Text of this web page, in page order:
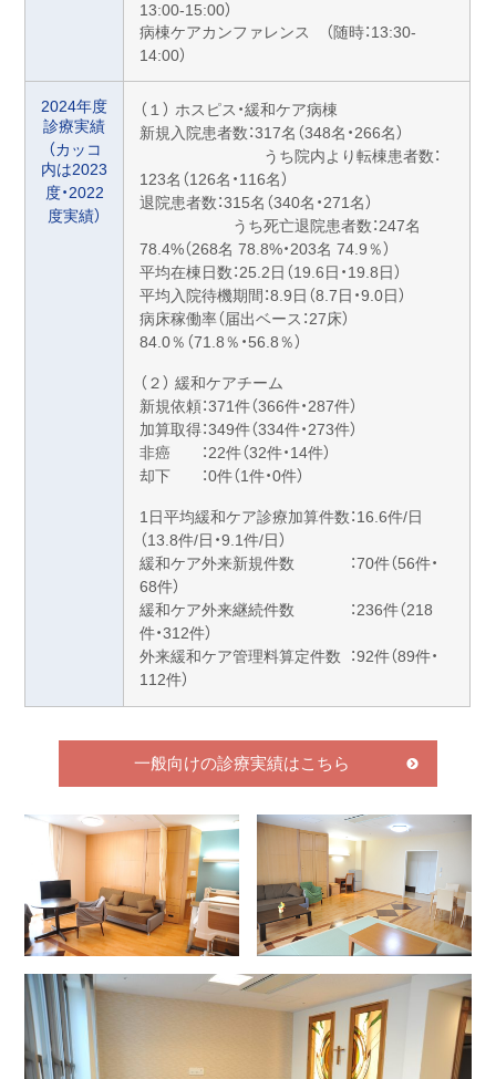
13:00-15:00）
病棟ケアカンファレンス （随時：13:30-
14:00）
2024年度
診療実績
（カッコ
内は2023
度・2022
度実績）
（１） ホスピス・緩和ケア病棟
新規入院患者数：317名（348名・266名）
うち院内より転棟患者数：
123名（126名・116名）
退院患者数：315名（340名・271名）
うち死亡退院患者数：247名
78.4%（268名 78.8%・203名 74.9％）
平均在棟日数：25.2日（19.6日・19.8日）
平均入院待機期間：8.9日（8.7日・9.0日）
病床稼働率（届出ベース：27床）
84.0％（71.8％・56.8％）
（２） 緩和ケアチーム
新規依頼：371件（366件・287件）
加算取得：349件（334件・273件）
非癌 ：22件（32件・14件）
却下 ：0件（1件・0件）
1日平均緩和ケア診療加算件数：16.6件/日
（13.8件/日・9.1件/日）
緩和ケア外来新規件数 ：70件（56件・
68件）
緩和ケア外来継続件数 ：236件（218
件・312件）
外来緩和ケア管理料算定件数 ：92件（89件・
112件）
一般向けの診療実績はこちら